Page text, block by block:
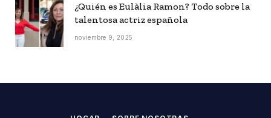
¿Quién es Eulàlia Ramon? Todo sobre la
talentosa actriz española
noviembre 9, 2025